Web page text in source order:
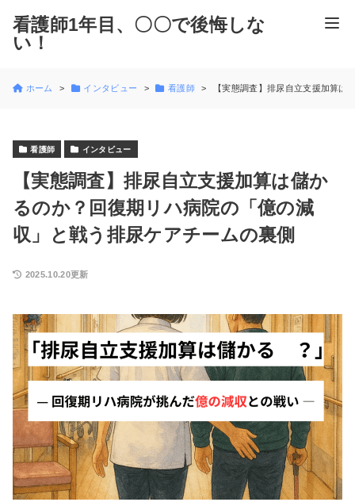
看護師1年目、〇〇で後悔しな
い！
ホーム インタビュー 看護師 【実態調査】排尿自立支援加算
看護師 インタビュー
【実態調査】排尿自立支援加算は儲か
るのか？回復期リハ病院の「億の減
収」と戦う排尿ケアチームの裏側
2025.10.20更新